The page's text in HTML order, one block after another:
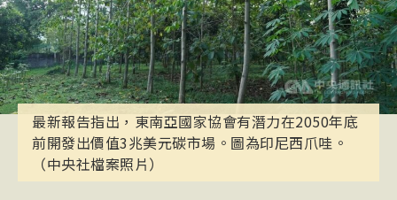
最新報告指出，東南亞國家協會有潛力在2050年底
前開發出價值3兆美元碳市場。圖為印尼西爪哇。
（中央社檔案照片）